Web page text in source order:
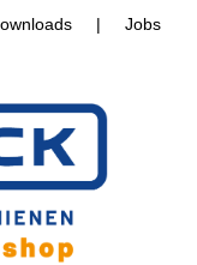
| Jobs